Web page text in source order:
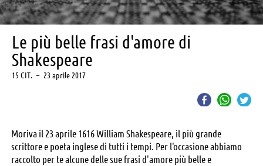
Le più belle frasi d'amore di
Shakespeare
15 CIT. – 23 aprile 2017
Moriva il 23 aprile 1616 William Shakespeare, il più grande
scrittore e poeta inglese di tutti i tempi. Per l'occasione abbiamo
raccolto per te alcune delle sue frasi d'amore più belle e